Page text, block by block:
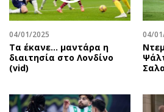
04/01/2025
Τα έκανε… μαντάρα η
διαιτησία στο Λονδίνο
(vid)
04/